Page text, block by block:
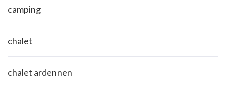
camping
chalet
chalet ardennen